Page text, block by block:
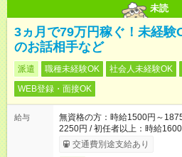
未読
3ヵ月で79万円稼ぐ！未経験
のお話相手など
派遣 職種未経験OK 社会人未経験OK
WEB登録・面接OK
給与
無資格の方：時給1500円～
2250円 / 初任者以上：時給
交通費別途支給あり